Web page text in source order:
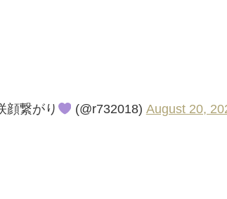
顔繋がり (@r732018) August 20,